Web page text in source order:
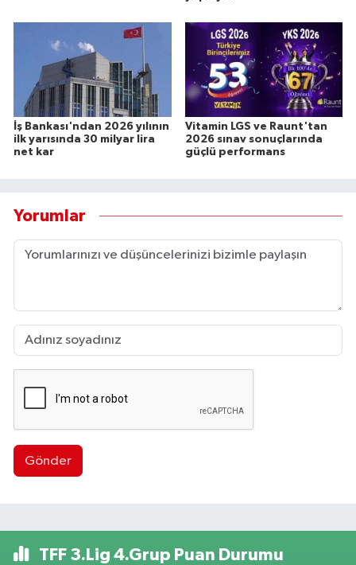
İş Bankası'ndan 2026 yılının
ilk yarısında 30 milyar lira
net kar
Vitamin LGS ve Raunt'tan
2026 sınav sonuçlarında
güçlü performans
Yorumlar
Gönder
TFF 3.Lig 4.Grup Puan Durumu